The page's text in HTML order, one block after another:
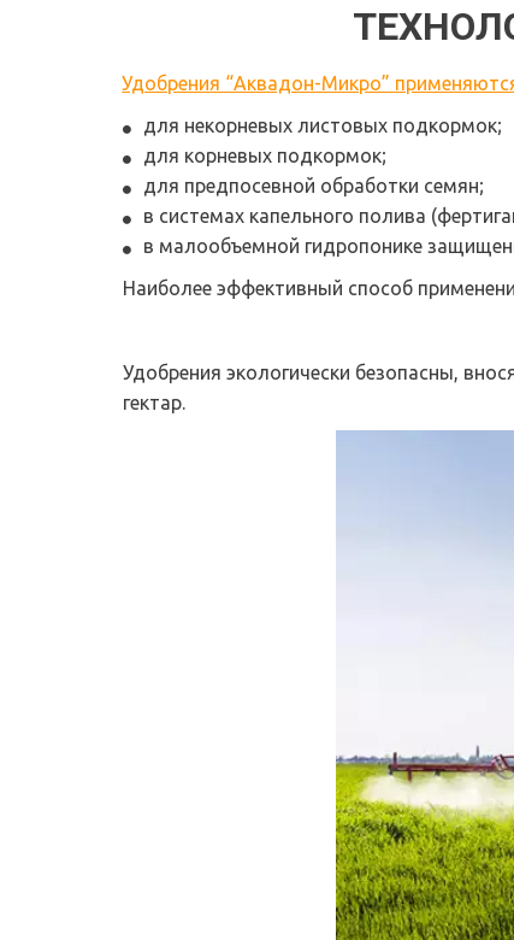
Удобрения “Аквадон-Микро”
для некорневых листовых подкормок;
для корневых подкормок;
для предпосевной обработки семян;
в системах капельного полива
в малообъемной гидропонике
Наиболее эффективный способ
Удобрения экологически безопасны,
гектар.